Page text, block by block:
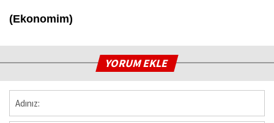
(Ekonomim)
YORUM EKLE